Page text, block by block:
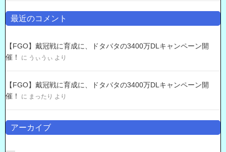
最近のコメント
【FGO】戴冠戦に育成に、ドタバタの3400万DLキャンペーン開
催！
に うぃうぃ より
【FGO】戴冠戦に育成に、ドタバタの3400万DLキャンペーン開
催！
に まったり より
アーカイブ